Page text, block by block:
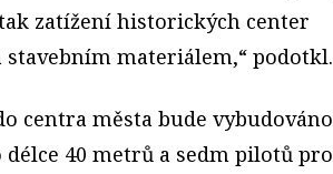
zatížení historických center
materiálem,“ podotkl.
centra města bude vybudováno
40 metrů a sedm pilotů pro